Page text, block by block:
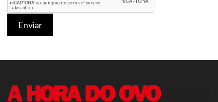
Enviar